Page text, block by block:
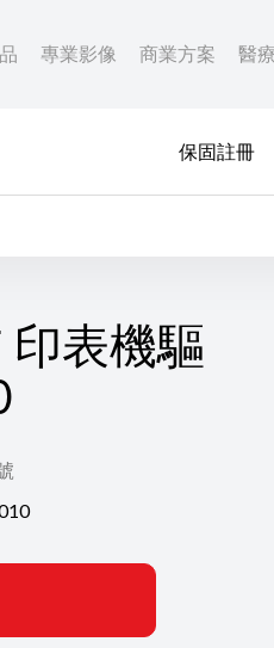
專業影像 商業方案 醫
保固註冊
印表機驅